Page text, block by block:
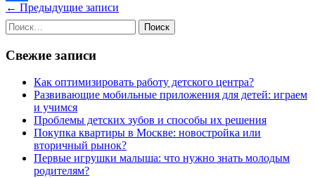
Отправить
Навигация
по
записям
← Предыдущие записи
Найти:
Свежие записи
Как оптимизировать работу детского центра?
Развивающие мобильные приложения для детей: играем
и учимся
Проблемы детских зубов и способы их решения
Покупка квартиры в Москве: новостройка или
вторичный рынок?
Первые игрушки малыша: что нужно знать молодым
родителям?